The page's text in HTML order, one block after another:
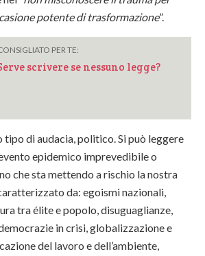
potente di trasformazione”.
PER TE:
scrivere se nessuno legge?
tipo di audacia, politico. Si può leggere
epidemico imprevedibile o
che sta mettendo a rischio la nostra
da: egoismi nazionali,
tra élite e popolo, disuguaglianze,
in crisi, globalizzazione e
del lavoro e dell’ambiente,